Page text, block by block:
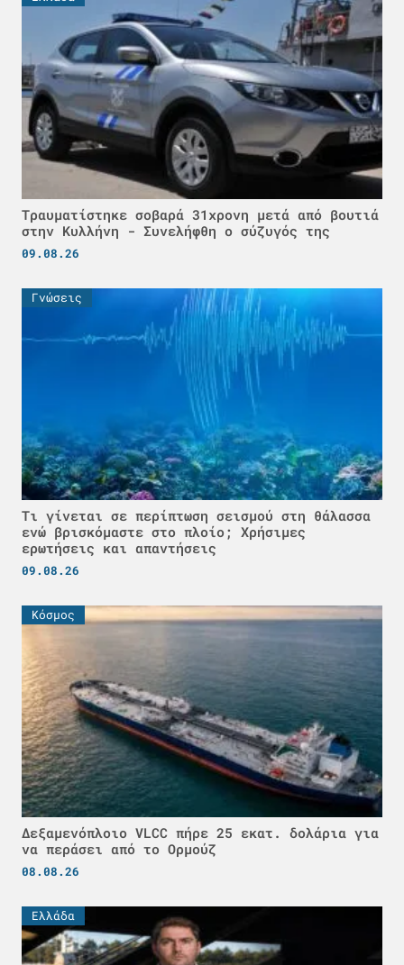
Τραυματίστηκε σοβαρά 31χρονη μετά από βουτιά
στην Κυλλήνη - Συνελήφθη ο σύζυγός της
09.08.26
Γνώσεις
Τι γίνεται σε περίπτωση σεισμού στη θάλασσα
ενώ βρισκόμαστε στο πλοίο; Χρήσιμες
ερωτήσεις και απαντήσεις
09.08.26
Κόσμος
Δεξαμενόπλοιο VLCC πήρε 25 εκατ. δολάρια για
να περάσει από το Ορμούζ
08.08.26
Ελλάδα